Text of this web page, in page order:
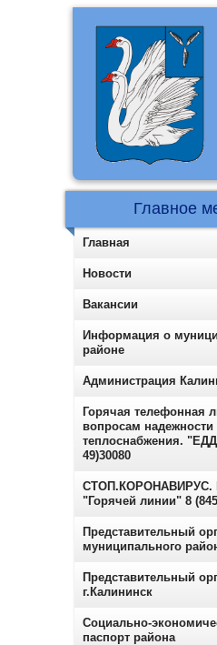
Главное
Главная
Новости
Вакансии
Информация о
районе
Администрация
Горячая телефонная
вопросам надежности
теплоснабжения.
49)30080
СТОП.КОРОНАВИРУС.
"Горячей линии" 8
Представительный
муниципального
Представительный
г.Калининск
Социально-
паспорт района